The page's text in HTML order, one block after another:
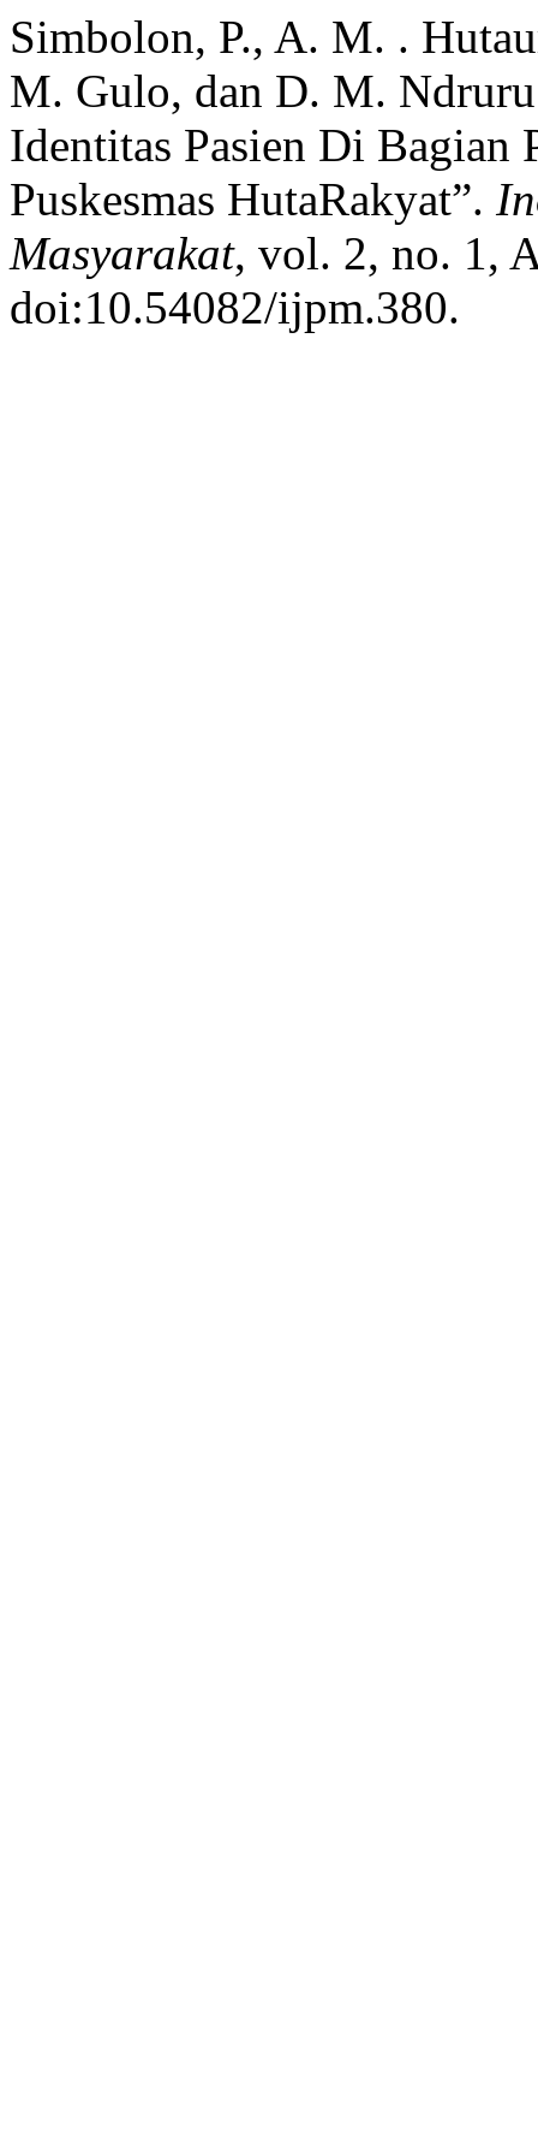
Simbolon, P., A. M. .
M. Gulo, dan D. M.
Identitas Pasien Di Bagian
Puskesmas HutaRakyat”.
Masyarakat, vol. 2, no. 1,
doi:10.54082/ijpm.380.